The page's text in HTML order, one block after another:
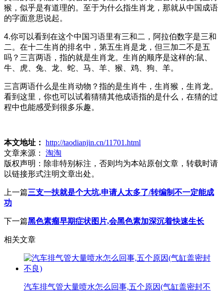
猴，似乎是有道理的。至于为什么指生肖龙，那就从中国成语
的字面意思说起。
4.你可以看到在这个中国习语里有三和二，阿拉伯数字是三和
二。在十二生肖的排名中，第五生肖是龙，但三加二不是五
吗？三言两语，指的就是生肖龙。生肖的顺序是这样的:鼠、
牛、虎、兔、龙、蛇、马、羊、猴、鸡、狗、羊。
三言两语什么是生肖动物？指的是生肖牛，生肖猴，生肖龙。
看到这里，你也可以试着猜猜其他成语指的是什么，在猜的过
程中也能感受到很多乐趣。
本文地址： http://taodianjin.cn/11701.html
文章来源：
淘淘
版权声明： 除非特别标注，否则均为本站原创文章，转载时请
以链接形式注明文章出处。
上一篇三支一扶就是个大坑,申请人太多了/转编制不一定能成
功
下一篇黑色素瘤早期症状图片,会黑色素加深沉着快速生长
相关文章
汽车排气管大量喷水怎么回事,五个原因(气缸盖密封不